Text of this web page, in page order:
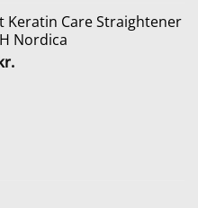
pris
er:
150,00 kr..
Keratin Care Straightener
Nordica
Den